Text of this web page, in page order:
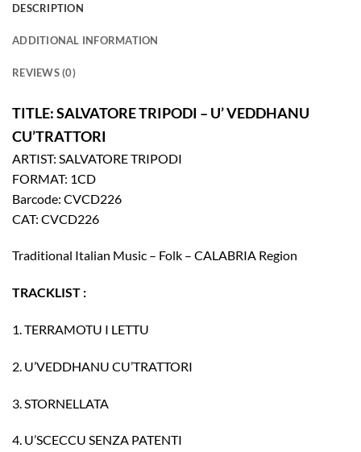
DESCRIPTION
ADDITIONAL INFORMATION
REVIEWS (0)
TITLE: SALVATORE TRIPODI – U’ VEDDHANU
CU’TRATTORI
ARTIST: SALVATORE TRIPODI
FORMAT: 1CD
Barcode: CVCD226
CAT: CVCD226
Traditional Italian Music – Folk – CALABRIA Region
TRACKLIST :
1. TERRAMOTU I LETTU
2. U’VEDDHANU CU’TRATTORI
3. STORNELLATA
4. U’SCECCU SENZA PATENTI